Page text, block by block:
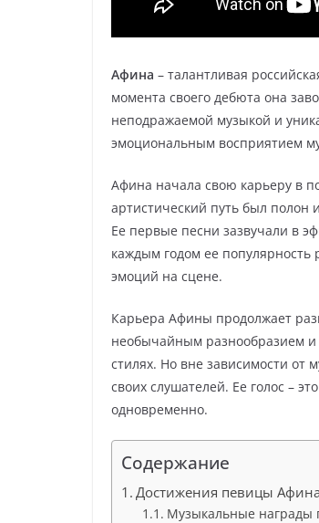
Афина – талантливая
момента своего дебюта она
неподражаемой музыкой и
эмоциональным восприятием
Афина начала свою карьеру в
артистический путь был полон
Ее первые песни зазвучали в
каждым годом ее популярность
эмоций на сцене.
Карьера Афины продолжает
необычайным разнообразием
стилях. Но вне зависимости от
своих слушателей. Ее голос –
одновременно.
Содержание
Достижения певицы Афина
Музыкальные